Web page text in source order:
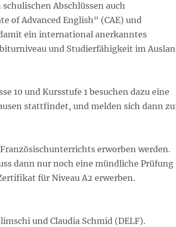
Abschlüssen auch
of Advanced English“ (CAE) und
damit ein international anerkanntes
und Studierfähigkeit im
10 und Kursstufe 1 besuchen dazu eine
stattfindet, und melden sich dann
erworben werden.
dann nur noch eine mündliche Prüfung
für Niveau A2 erwerben.
und Claudia Schmid (DELF).